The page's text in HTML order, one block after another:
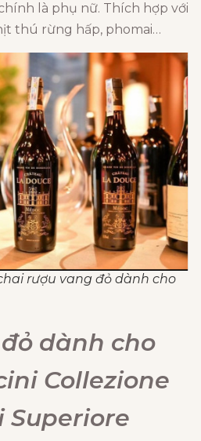
là phụ nữ. Thích hợp với
thú rừng hấp, phomai…
rượu vang đỏ dành cho
dành cho
Collezione
Superiore